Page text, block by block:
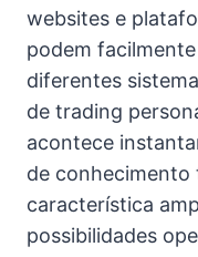
websites e
podem
diferentes
de trading
acontece
de conhecimento
característica
possibilidades